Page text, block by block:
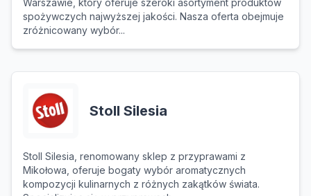
Warszawie, który oferuje szeroki asortyment produktów
spożywczych najwyższej jakości. Nasza oferta obejmuje
zróżnicowany wybór...
Stoll Silesia
Stoll Silesia, renomowany sklep z przyprawami z
Mikołowa, oferuje bogaty wybór aromatycznych
kompozycji kulinarnych z różnych zakątków świata.